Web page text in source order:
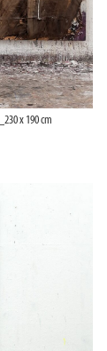
x 190 cm